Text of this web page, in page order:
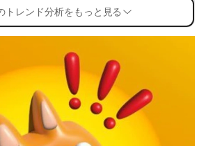
トレンド分析をもっと見る